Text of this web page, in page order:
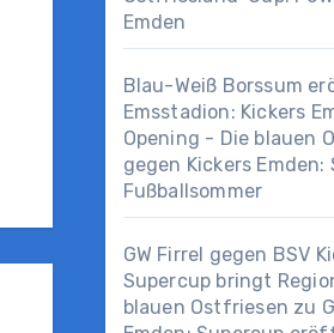
Emden
Blau-Weiß Borssum
Emsstadion: Kickers
Opening - Die blauen
gegen Kickers
Fußballsommer
GW Firrel gegen BSV
Supercup bringt
blauen Ostfriesen zu